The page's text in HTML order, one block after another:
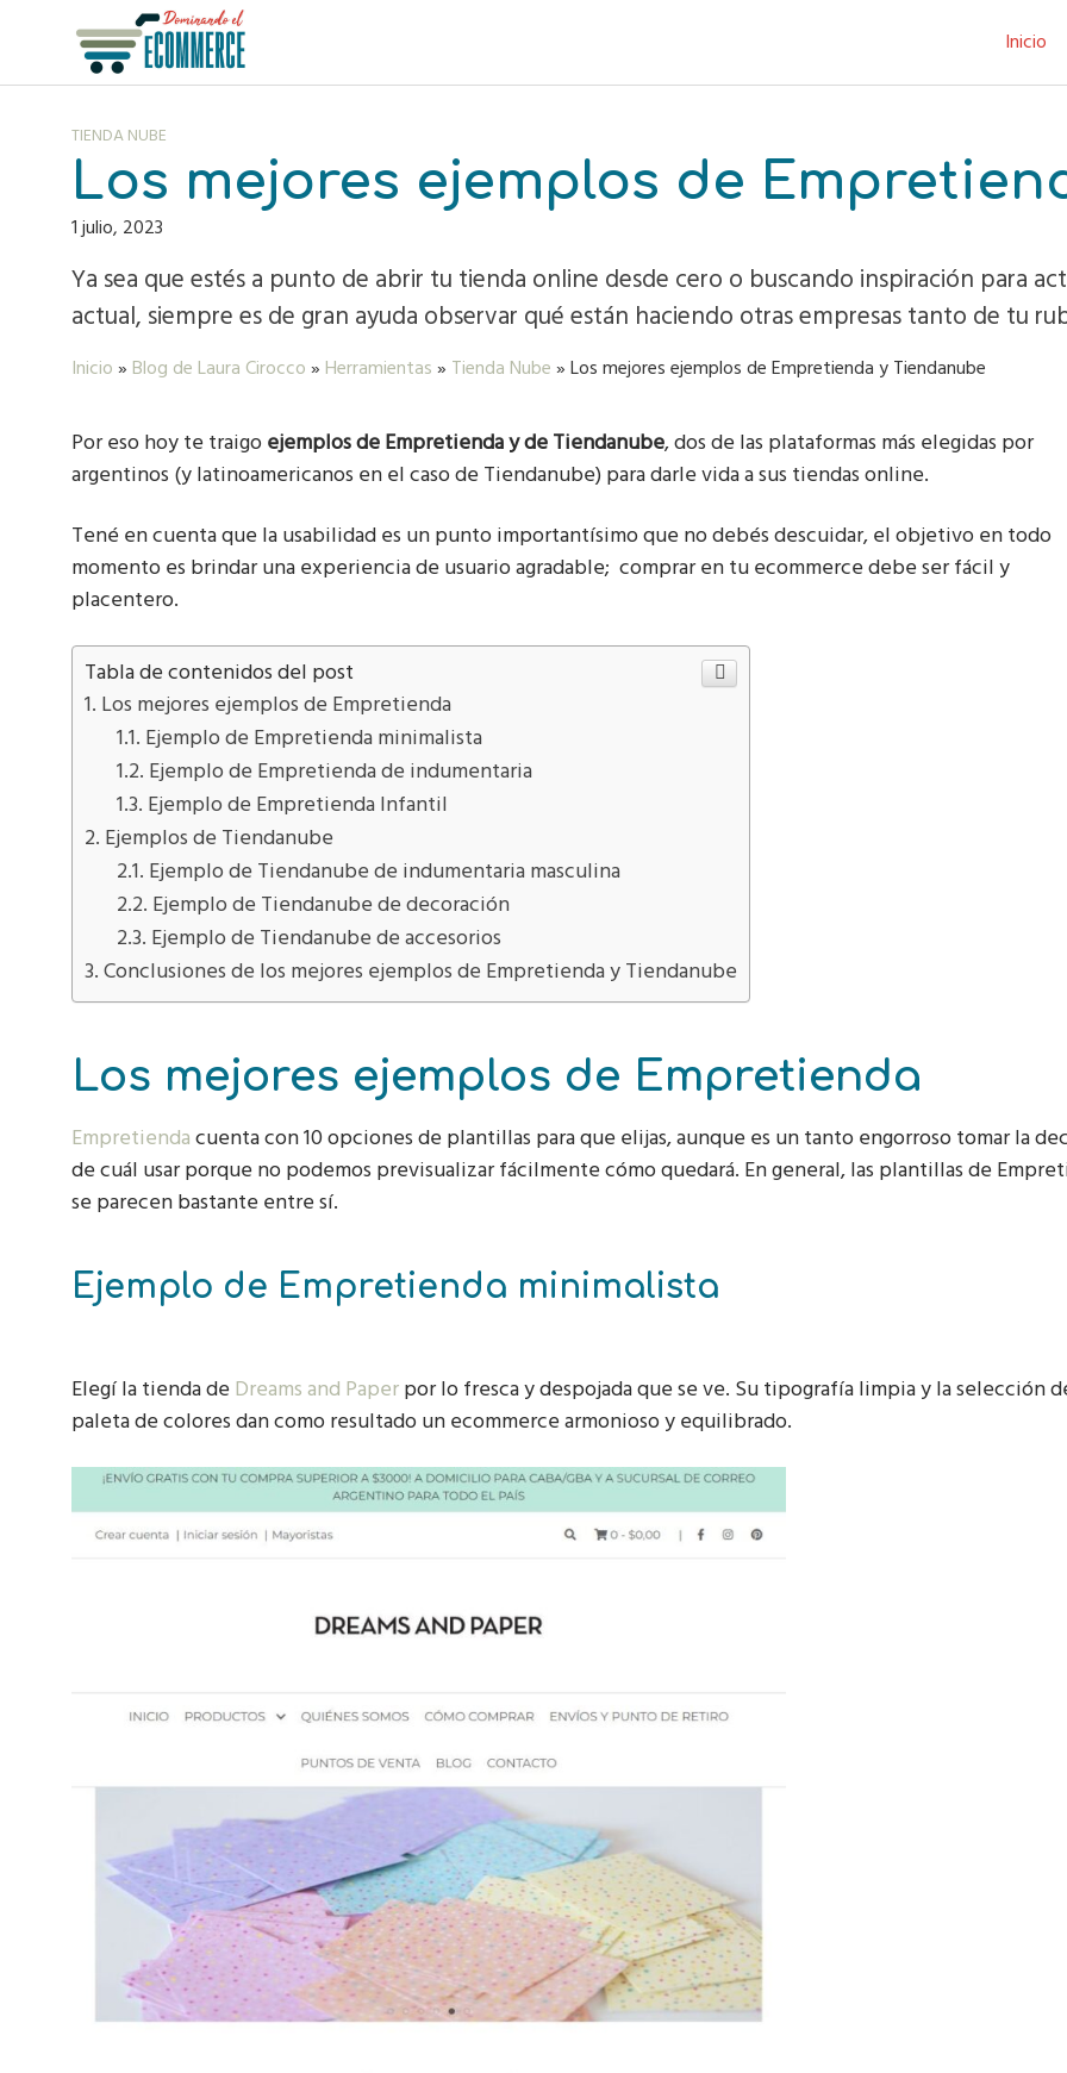
Inicio
TIENDA NUBE
Los mejores ejemplos de
1 julio, 2023
Ya sea que estés a punto de abrir tu tienda online desde cero o buscando inspiración para
actual, siempre es de gran ayuda observar qué están haciendo otras empresas tanto de tu
Inicio» Blog de Laura Cirocco» Herramientas» Tienda Nube»Los mejores ejemplos de Empretienda y Tiendanube
Por eso hoy te traigoejemplos de Empretienda y de Tiendanube, dos de las plataformas más elegidas por
argentinos (y latinoamericanos en el caso de Tiendanube) para darle vida a sus tiendas online.
Tené en cuenta que la usabilidad es un punto importantísimo que no debés descuidar, el objetivo en todo
momento es brindar una experiencia de usuario agradable; comprar en tu ecommerce debe ser fácil y
placentero.
Tabla de contenidos del post
Los mejores ejemplos de Empretienda
Ejemplo de Empretienda minimalista
Ejemplo de Empretienda de indumentaria
Ejemplo de Empretienda Infantil
Ejemplos de Tiendanube
Ejemplo de Tiendanube de indumentaria masculina
Ejemplo de Tiendanube de decoración
Ejemplo de Tiendanube de accesorios
Conclusiones de los mejores ejemplos de Empretienda y Tiendanube
Los mejores ejemplos de Empretienda
Empretiendacuenta con 10 opciones de plantillas para que elijas, aunque es un tanto engorroso tomar la
de cuál usar porque no podemos previsualizar fácilmente cómo quedará. En general, las plantillas de
se parecen bastante entre sí.
Ejemplo de Empretienda minimalista
Elegí la tienda de Dreams and Paperpor lo fresca y despojada que se ve. Su tipografía limpia y la selección
paleta de colores dan como resultado un ecommerce armonioso y equilibrado.